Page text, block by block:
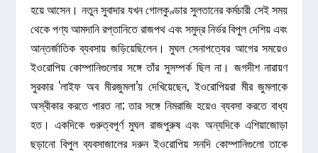
হয়ে আসেন। নতুন সুবাদার যখন গোলকুণ্ডার সুলতানের কর্মচারী সেই সময়
থেকে পণ্য আমদানি রপ্তানিতে রাজপথ এবং সমুদ্র নির্ভর বিপুল দেশিয় এবং
আন্তর্জাতিক ব্যবসায় জড়িয়েছিলেন। মুঘল সেনাপত্যের আগের সময়েও
ইওরোপিয় কোম্পানিগুলোর সঙ্গে তাঁর সুসম্পর্ক ছিল না। জগদীশ নারায়ণ
সুরকার ‘লাইফ অব মীরজুমলা’য় দেখিয়েছেন, ইওরোপিয়রা মীর জুমলাকে
অস্বীকার করতে পারত না; তার সঙ্গে নিমরাজি হয়েও ব্যবসা করতে বাধ্য
হত। একদিকে গুরুত্বপূর্ণ মুঘল রাজপুরুষ এবং অন্যদিকে এশিয়াজোড়া
ছড়ানো বিপুল ব্যবসাজালের দরুন ইওরোপিয় সনদি কোম্পানিগুলো তাকে